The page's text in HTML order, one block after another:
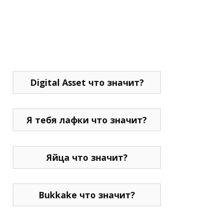
Digital Asset что значит?
Я тебя лафки что значит?
Яйца что значит?
Bukkake что значит?